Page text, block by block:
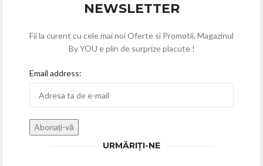
NEWSLETTER
Fii la curent cu cele mai noi Oferte si Promotii. Magazinul
By YOU e plin de surprize placute !
Email address:
URMĂRIȚI-NE